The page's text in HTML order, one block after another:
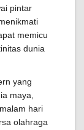
pintar
memicu
dunia
yang
maya,
hari
olahraga